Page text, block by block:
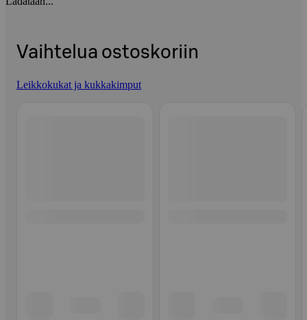
Vaihtelua ostoskoriin
Leikkokukat ja kukkakimput